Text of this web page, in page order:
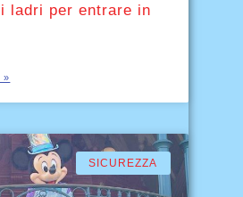
ladri per entrare in
»
SICUREZZA